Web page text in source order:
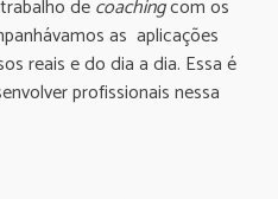
decoachingcom os
as aplicações
reais e do dia a dia. Essa é
profissionais nessa